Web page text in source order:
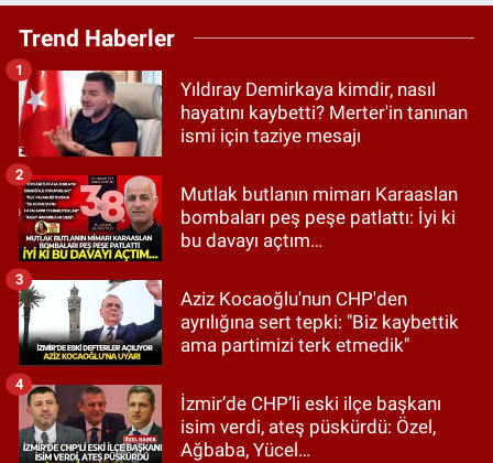
Trend Haberler
Yıldıray Demirkaya kimdir, nasıl
hayatını kaybetti? Merter'in tanınan
ismi için taziye mesajı
1
Mutlak butlanın mimarı Karaaslan
bombaları peş peşe patlattı: İyi ki
bu davayı açtım…
2
Aziz Kocaoğlu'nun CHP'den
ayrılığına sert tepki: "Biz kaybettik
ama partimizi terk etmedik"
3
İzmir’de CHP’li eski ilçe başkanı
isim verdi, ateş püskürdü: Özel,
Ağbaba, Yücel…
4